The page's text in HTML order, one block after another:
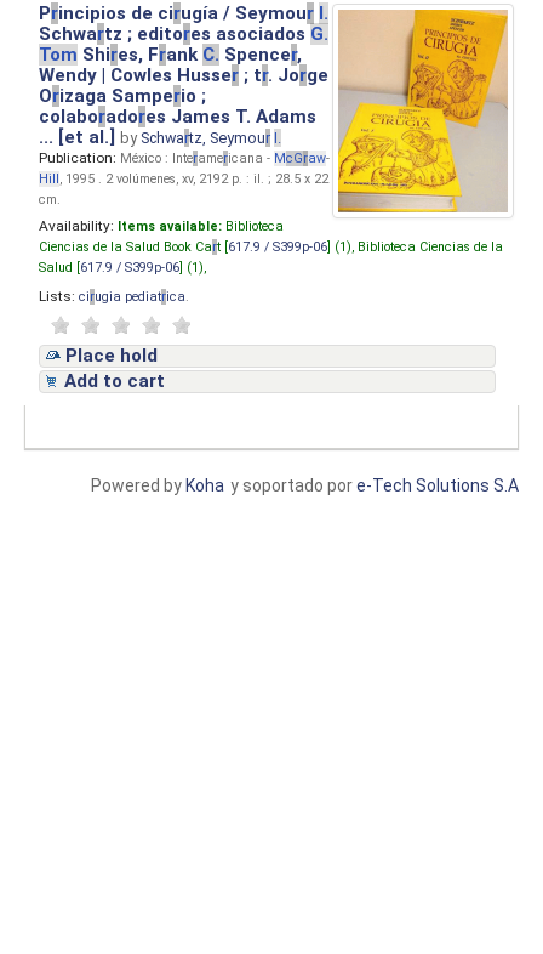
Principios de cirugía / Seymour I.
Schwartz ; editores asociados G.
Tom Shires, Frank C. Spencer,
Wendy | Cowles Husser ; tr. Jorge
Orizaga Samperio ;
colaboradores James T. Adams
... [et al.]by Schwartz, Seymour I.
Publication: México : Interamericana - McGraw-
Hill, 1995 . 2 volúmenes, xv, 2192 p. : il. ; 28.5 x 22
cm.
Availability: Items available: Biblioteca
Ciencias de la Salud Book Cart [ 617.9 / S399p-06 ] (1), Biblioteca Ciencias de la
Salud [ 617.9 / S399p-06 ] (1),
Lists: cirugia pediatrica
Place hold
Add to cart
y soportado pore-Tech Solutions S.A
Powered by Koha